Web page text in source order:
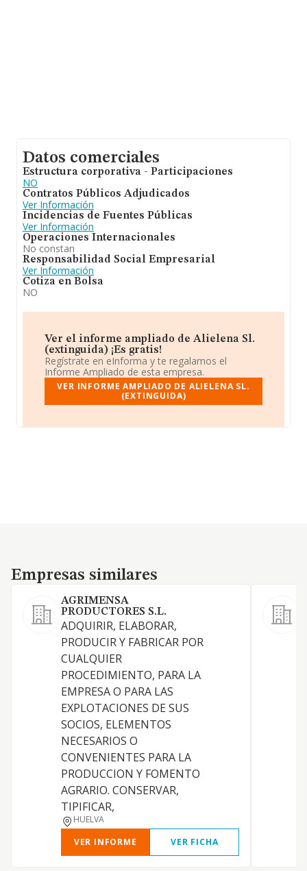
Datos comerciales
Estructura corporativa - Participaciones
NO
Contratos Públicos Adjudicados
Ver Información
Incidencias de Fuentes Públicas
Ver Información
Operaciones Internacionales
No constan
Responsabilidad Social Empresarial
Ver Información
Cotiza en Bolsa
NO
Ver el informe ampliado de Alielena Sl.
(extinguida) ¡Es gratis!
Regístrate en eInforma y te regalamos el
Informe Ampliado de esta empresa.
VER INFORME AMPLIADO DE ALIELENA SL.
(EXTINGUIDA)
Empresas similares
Empresas similares
AGRIMENSA
PRODUCTORES S.L.
ADQUIRIR, ELABORAR,
PRODUCIR Y FABRICAR POR
CUALQUIER
PROCEDIMIENTO, PARA LA
EMPRESA O PARA LAS
EXPLOTACIONES DE SUS
SOCIOS, ELEMENTOS
NECESARIOS O
CONVENIENTES PARA LA
PRODUCCION Y FOMENTO
AGRARIO. CONSERVAR,
TIPIFICAR,
HUELVA
VER INFORME
VER FICHA